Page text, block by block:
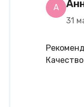
А
31